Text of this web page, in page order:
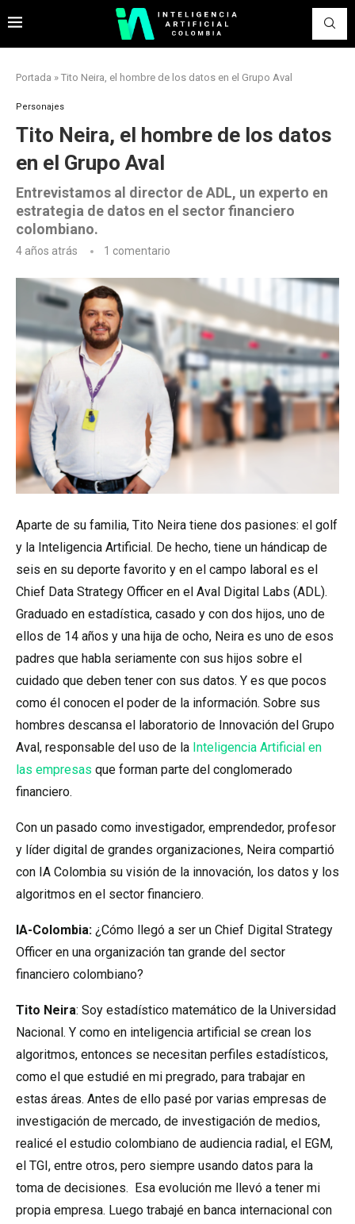
Portada » Tito Neira, el hombre de los datos en el Grupo Aval
Personajes
Tito Neira, el hombre de los datos
en el Grupo Aval
Entrevistamos al director de ADL, un experto en
estrategia de datos en el sector financiero
colombiano.
4 años atrás 1 comentario
Aparte de su familia, Tito Neira tiene dos pasiones: el golf
y la Inteligencia Artificial. De hecho, tiene un hándicap de
seis en su deporte favorito y en el campo laboral es el
Chief Data Strategy Officer en el Aval Digital Labs (ADL).
Graduado en estadística, casado y con dos hijos, uno de
ellos de 14 años y una hija de ocho, Neira es uno de esos
padres que habla seriamente con sus hijos sobre el
cuidado que deben tener con sus datos. Y es que pocos
como él conocen el poder de la información. Sobre sus
hombres descansa el laboratorio de Innovación del Grupo
Aval, responsable del uso de la Inteligencia Artificial en
las empresas que forman parte del conglomerado
financiero.
Con un pasado como investigador, emprendedor, profesor
y líder digital de grandes organizaciones, Neira compartió
con IA Colombia su visión de la innovación, los datos y los
algoritmos en el sector financiero.
IA-Colombia: ¿Cómo llegó a ser un Chief Digital Strategy
Officer en una organización tan grande del sector
financiero colombiano?
Tito Neira: Soy estadístico matemático de la Universidad
Nacional. Y como en inteligencia artificial se crean los
algoritmos, entonces se necesitan perfiles estadísticos,
como el que estudié en mi pregrado, para trabajar en
estas áreas. Antes de ello pasé por varias empresas de
investigación de mercado, de investigación de medios,
realicé el estudio colombiano de audiencia radial, el EGM,
el TGI, entre otros, pero siempre usando datos para la
toma de decisiones. Esa evolución me llevó a tener mi
propia empresa. Luego trabajé en banca internacional con